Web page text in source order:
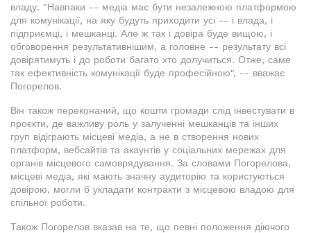
владу. "Навпаки -- медіа має бути незалежною платформою
для комунікації, на яку будуть приходити усі -- і влада, і
підприємці, і мешканці. Але ж так і довіра буде вищою, і
обговорення результативнішим, а головне -- результату всі
довірятимуть і до роботи багато хто долучиться. Отже, саме
так ефективність комунікації буде професійною", -- вважає
Погорелов.
Він також переконаний, що кошти громади слід інвестувати в
проєкти, де важливу роль у залученні мешканців та інших
груп відіграють місцеві медіа, а не в створення нових
платформ, вебсайтів та акаунтів у соціальних мережах для
органів місцевого самоврядування. За словами Погорелова,
місцеві медіа, які мають значну аудиторію та користуються
довірою, могли б укладати контракти з місцевою владою для
спільної роботи.
Також Погорелов вказав на те, що певні положення діючого